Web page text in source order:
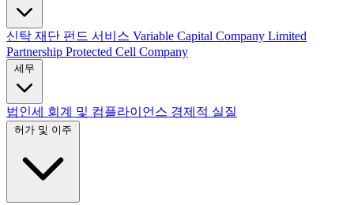
신탁 재단 펀드 서비스 Variable Capital Company Limited
Partnership Protected Cell Company
법인세 회계 및 컴플라이언스 경제적 실질